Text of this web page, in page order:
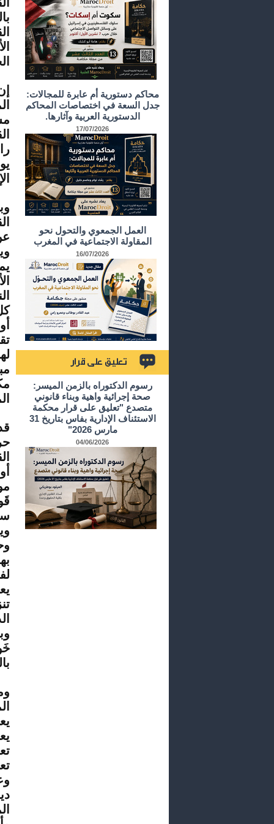
محاكم دستورية أم عابرة للمجالات:
جدل السعة في اختصاصات المحاكم
الدستورية العربية وآثارها.
17/07/2026
العمل الجمعوي والتحول نحو
المقاولة الاجتماعية في المغرب
16/07/2026
رسوم الدكتوراه بالزمن الميسر:
صحة إجرائية واهية وبناء قانوني
متصدع "تعليق على قرار محكمة
الاستئناف الإدارية بفاس بتاريخ 31
مارس 2026"
04/06/2026